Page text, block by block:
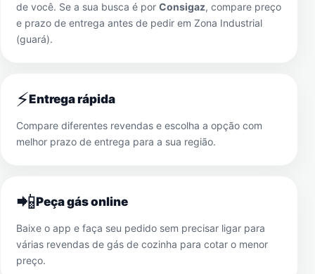
de você. Se a sua busca é por Consigaz, compare preço
e prazo de entrega antes de pedir em Zona Industrial
(guará).
⚡Entrega rápida
Compare diferentes revendas e escolha a opção com
melhor prazo de entrega para a sua região.
📲Peça gás online
Baixe o app e faça seu pedido sem precisar ligar para
várias revendas de gás de cozinha para cotar o menor
preço.